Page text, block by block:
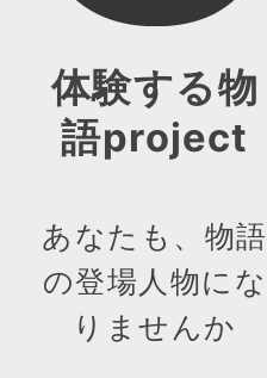
体験する物
語project
あなたも、物語
の登場人物にな
りませんか